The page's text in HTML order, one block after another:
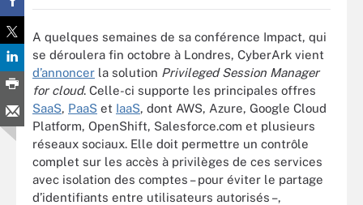
A quelques semaines de sa conférence Impact, qui
se déroulera fin octobre à Londres, CyberArk vient
d’annoncer la solution Privileged Session Manager
for cloud. Celle-ci supporte les principales offres
SaaS, PaaS et IaaS, dont AWS, Azure, Google Cloud
Platform, OpenShift, Salesforce.com et plusieurs
réseaux sociaux. Elle doit permettre un contrôle
complet sur les accès à privilèges de ces services
avec isolation des comptes – pour éviter le partage
d’identifiants entre utilisateurs autorisés –,